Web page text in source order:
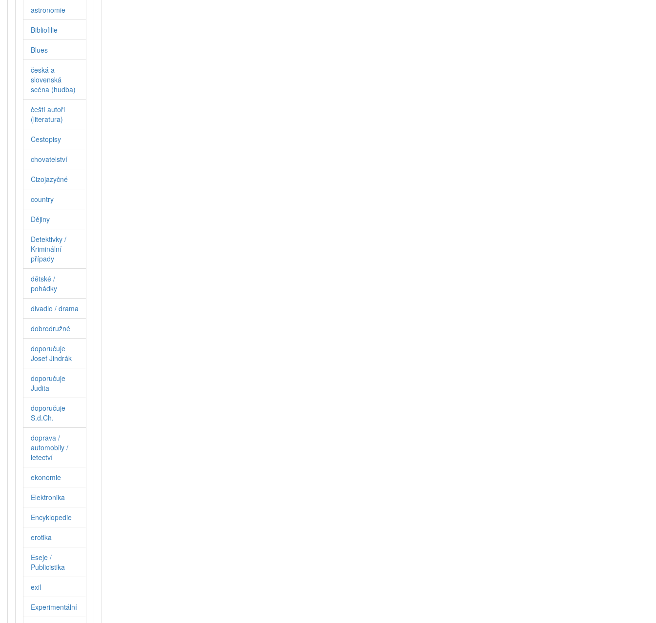
astronomie
Bibliofilie
Blues
česká a
slovenská
scéna (hudba)
čeští autoři
(literatura)
Cestopisy
chovatelství
Cizojazyčné
country
Dějiny
Detektivky /
Kriminální
případy
dětské /
pohádky
divadlo / drama
dobrodružné
doporučuje
Josef Jindrák
doporučuje
Judita
doporučuje
S.d.Ch.
doprava /
automobily /
letectví
ekonomie
Elektronika
Encyklopedie
erotika
Eseje /
Publicistika
exil
Experimentální